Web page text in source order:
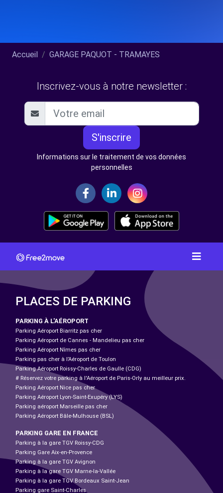
Accueil GARAGE PAQUOT - TRAMAYES
Inscrivez-vous à notre newsletter :
S'inscrire
Informations sur le traitement de vos données
personnelles
PLACES DE PARKING
PARKING À L'AÉROPORT
Parking Aéroport Biarritz pas cher
Parking Aéroport de Cannes - Mandelieu pas cher
Parking Aéroport Nîmes pas cher
Parking pas cher à l’Aéroport de Toulon
Parking Aéroport Roissy-Charles de Gaulle (CDG)
# Réservez votre parking à l'Aéroport de Paris-Orly au meilleur prix.
Parking Aéroport Nice pas cher
Parking Aéroport Lyon-Saint-Exupéry (LYS)
Parking aéroport Marseille pas cher
Parking Aéroport Bâle-Mulhouse (BSL)
PARKING GARE EN FRANCE
Parking à la gare TGV Roissy-CDG
Parking Gare Aix-en-Provence
Parking à la gare TGV Avignon
Parking à la gare TGV Marne-la-Vallée
Parking à la gare TGV Bordeaux Saint-Jean
Parking gare Saint-Charles